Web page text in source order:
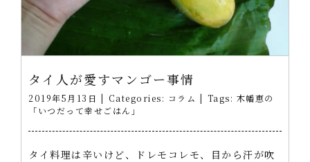
タイ人が愛すマンゴー事情
2019年5月13日 | Categories: コラム | Tags: 木幡恵の
「いつだって幸せごはん」
タイ料理は辛いけど、ドレモコレモ、目から汗が吹